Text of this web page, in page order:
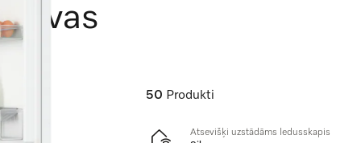
50 Produkti
Atsevišķi uzstādāms ledusskapis